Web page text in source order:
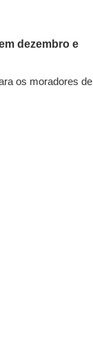
dezembro e
os moradores de